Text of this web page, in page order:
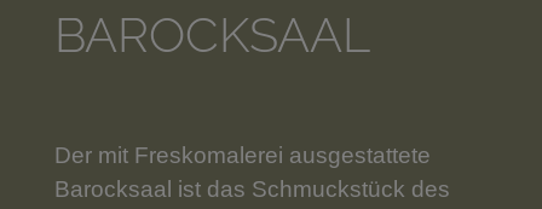
BAROCKSAAL
Der mit Freskomalerei ausgestattete
Barocksaal ist das Schmuckstück des